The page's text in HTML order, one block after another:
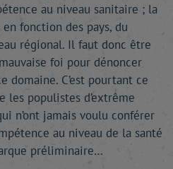
au niveau sanitaire ; la
fonction des pays, du
régional. Il faut donc être
foi pour dénoncer
domaine. C’est pourtant ce
les populistes d’extrême
n’ont jamais voulu conférer
au niveau de la santé
préliminaire…